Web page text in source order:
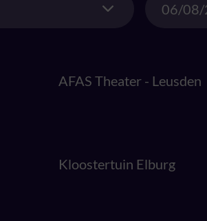
AFAS Theater - Leusden
Kloostertuin Elburg